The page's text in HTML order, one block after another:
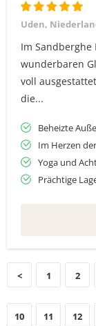
Uden,
Im Sandberghe
wunderbaren
voll
die...
Beheizte
Im Herzen
Yoga und
Prächtige
< 1 2
10 11 12